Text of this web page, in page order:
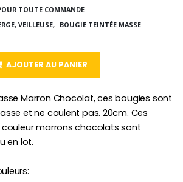
Bougie de Neuvaine Contre le Mal - Saint Michel
€2.50
TOUTE COMMANDE
VEILLEUSE, BOUGIE TEINTÉE MASSE
AJOUTER AU PANIER
Marron Chocolat, ces bougies sont
et ne coulent pas. 20cm. Ces
marrons chocolats sont
en lot.